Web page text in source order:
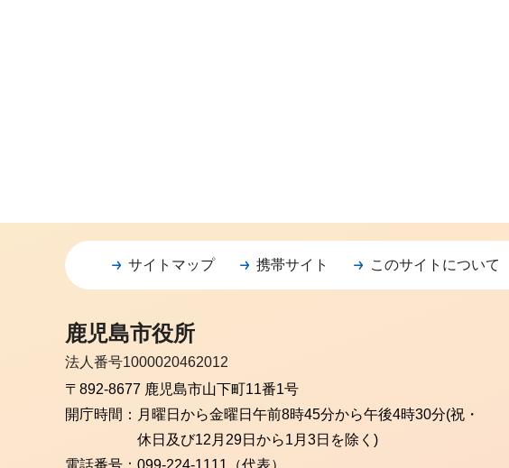
サイトマップ 携帯サイト このサイトについて
鹿児島市役所
法人番号1000020462012
〒892-8677 鹿児島市山下町11番1号
開庁時間： 月曜日から金曜日 午前8時45分から午後4時30分(祝・
休日及び12月29日から1月3日を除く)
電話番号： 099-224-1111（代表）